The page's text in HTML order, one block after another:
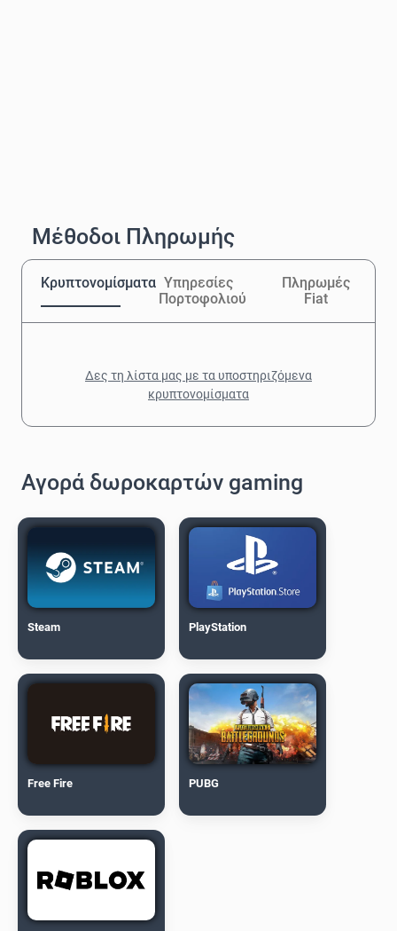
Μέθοδοι Πληρωμής
Κρυπτονομίσματα Υπηρεσίες
Πορτοφολιού
Πληρωμές
Fiat
Δες τη λίστα μας με τα υποστηριζόμενα
κρυπτονομίσματα
Αγορά δωροκαρτών gaming
Steam PlayStation
Free Fire PUBG